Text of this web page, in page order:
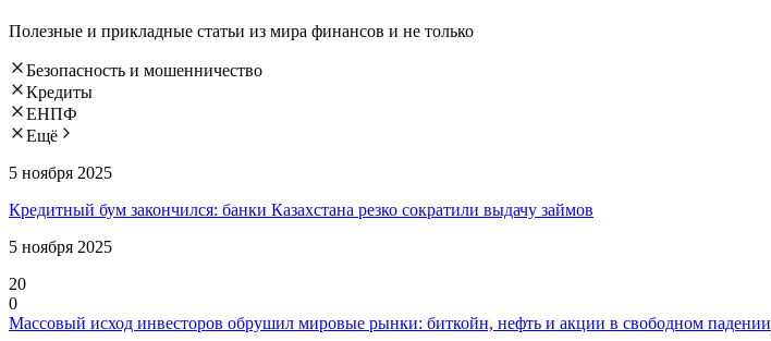
Полезные и прикладные статьи из мира финансов и не только
Безопасность и мошенничество
Кредиты
ЕНПФ
Ещё
5 ноября 2025
Кредитный бум закончился: банки Казахстана резко сократили выдачу займов
5 ноября 2025
20
0
Массовый исход инвесторов обрушил мировые рынки: биткойн, нефть и акции в свободном падении